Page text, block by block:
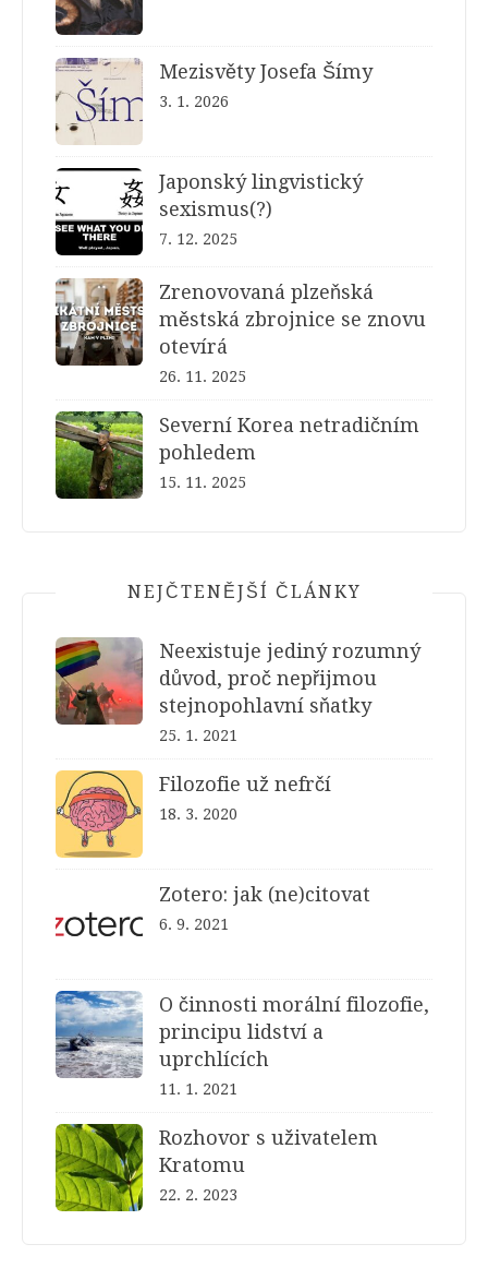
Mezisvěty Josefa Šímy
3. 1. 2026
Japonský lingvistický
sexismus(?)
7. 12. 2025
Zrenovovaná plzeňská
městská zbrojnice se znovu
otevírá
26. 11. 2025
Severní Korea netradičním
pohledem
15. 11. 2025
NEJČTENĚJŠÍ ČLÁNKY
Neexistuje jediný rozumný
důvod, proč nepřijmou
stejnopohlavní sňatky
25. 1. 2021
Filozofie už nefrčí
18. 3. 2020
Zotero: jak (ne)citovat
6. 9. 2021
O činnosti morální filozofie,
principu lidství a
uprchlících
11. 1. 2021
Rozhovor s uživatelem
Kratomu
22. 2. 2023